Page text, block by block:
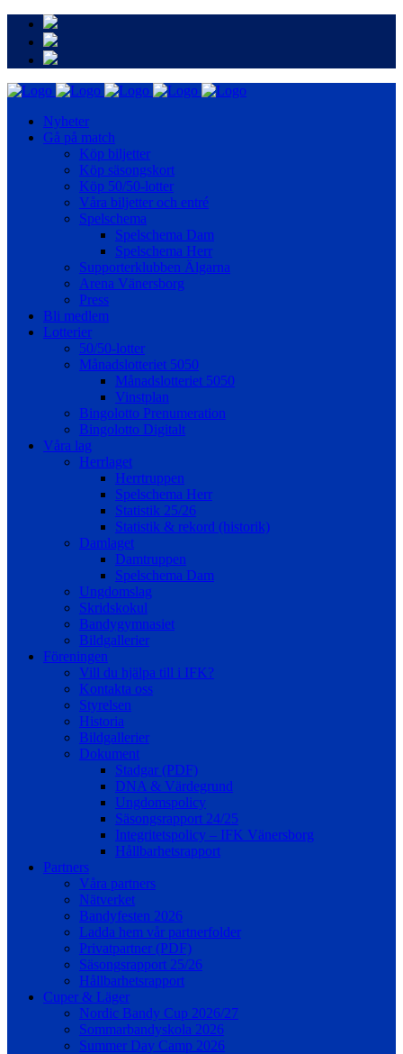
Nyheter
Gå på match
Köp biljetter
Köp säsongskort
Köp 50/50-lotter
Våra biljetter och entré
Spelschema
Spelschema Dam
Spelschema Herr
Supporterklubben Älgarna
Arena Vänersborg
Press
Bli medlem
Lotterier
50/50-lotter
Månadslotteriet 5050
Månadslotteriet 5050
Vinstplan
Bingolotto Prenumeration
Bingolotto Digitalt
Våra lag
Herrlaget
Herrtruppen
Spelschema Herr
Statistik 25/26
Statistik & rekord (historik)
Damlaget
Damtruppen
Spelschema Dam
Ungdomslag
Skridskokul
Bandygymnasiet
Bildgallerier
Föreningen
Vill du hjälpa till i IFK?
Kontakta oss
Styrelsen
Historia
Bildgallerier
Dokument
Stadgar (PDF)
DNA & Värdegrund
Ungdomspolicy
Säsongsrapport 24/25
Integritetspolicy – IFK Vänersborg
Hållbarhetsrapport
Partners
Våra partners
Nätverket
Bandyfesten 2026
Ladda hem vår partnerfolder
Privatpartner (PDF)
Säsongsrapport 25/26
Hållbarhetsrapport
Cuper & Läger
Nordic Bandy Cup 2026/27
Sommarbandyskola 2026
Summer Day Camp 2026